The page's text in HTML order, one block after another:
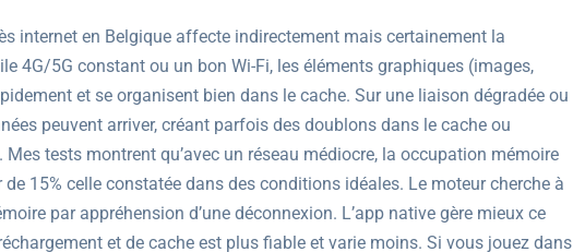
internet en Belgique affecte indirectement mais certainement la
4G/5G constant ou un bon Wi-Fi, les éléments graphiques (images,
et se organisent bien dans le cache. Sur une liaison dégradée ou
peuvent arriver, créant parfois des doublons dans le cache ou
tests montrent qu’avec un réseau médiocre, la occupation mémoire
15% celle constatée dans des conditions idéales. Le moteur cherche à
par appréhension d’une déconnexion. L’app native gère mieux ce
et de cache est plus fiable et varie moins. Si vous jouez dans